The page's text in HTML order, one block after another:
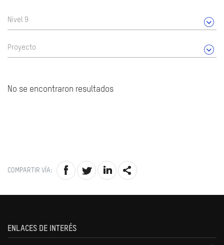
Nivel 9
Proyecto
No se encontraron resultados
COMPARTIR VÍA:
ENLACES DE INTERÉS